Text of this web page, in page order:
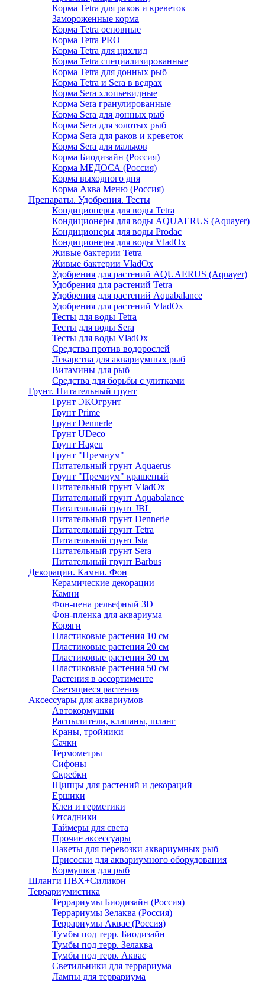
Корма Tetra для раков и креветок
Замороженные корма
Корма Tetra основные
Корма Tetra PRO
Корма Tetra для цихлид
Корма Tetra специализированные
Корма Tetra для донных рыб
Корма Tetra и Sera в ведрах
Корма Sera хлопьевидные
Корма Sera гранулированные
Корма Sera для донных рыб
Корма Sera для золотых рыб
Корма Sera для раков и креветок
Корма Sera для мальков
Корма Биодизайн (Россия)
Корма МЕДОСА (Россия)
Корма выходного дня
Корма Аква Меню (Россия)
Препараты. Удобрения. Тесты
Кондиционеры для воды Tetra
Кондиционеры для воды AQUAERUS (Aquayer)
Кондиционеры для воды Prodac
Кондиционеры для воды VladOx
Живые бактерии Tetra
Живые бактерии VladOx
Удобрения для растений AQUAERUS (Aquayer)
Удобрения для растений Tetra
Удобрения для растений Aquabalance
Удобрения для растений VladOx
Тесты для воды Tetra
Тесты для воды Sera
Тесты для воды VladOx
Средства против водорослей
Лекарства для аквариумных рыб
Витамины для рыб
Средства для борьбы с улитками
Грунт. Питательный грунт
Грунт ЭКОгрунт
Грунт Prime
Грунт Dennerle
Грунт UDeco
Грунт Hagen
Грунт "Премиум"
Питательный грунт Aquaerus
Грунт "Премиум" крашеный
Питательный грунт VladOx
Питательный грунт Aquabalance
Питательный грунт JBL
Питательный грунт Dennerle
Питательный грунт Tetra
Питательный грунт Ista
Питательный грунт Sera
Питательный грунт Barbus
Декорации. Камни. Фон
Керамические декорации
Камни
Фон-пена рельефный 3D
Фон-пленка для аквариума
Коряги
Пластиковые растения 10 см
Пластиковые растения 20 см
Пластиковые растения 30 см
Пластиковые растения 50 см
Растения в ассортименте
Светящиеся растения
Аксессуары для аквариумов
Автокормушки
Распылители, клапаны, шланг
Краны, тройники
Сачки
Термометры
Сифоны
Скребки
Щипцы для растений и декораций
Ершики
Клеи и герметики
Отсадники
Таймеры для света
Прочие аксессуары
Пакеты для перевозки аквариумных рыб
Присоски для аквариумного оборудования
Кормушки для рыб
Шланги ПВХ+Силикон
Террариумистика
Террариумы Биодизайн (Россия)
Террариумы Зелаква (Россия)
Террариумы Аквас (Россия)
Тумбы под терр. Биодизайн
Тумбы под терр. Зелаква
Тумбы под терр. Аквас
Светильники для террариума
Лампы для террариума